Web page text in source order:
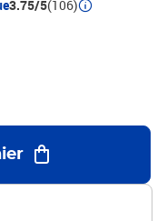
un manuel de
: bleu
bois d'ingénierie, bois de
livraison contient :1 x
3.75/5(106)